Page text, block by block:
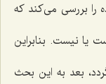
را بررسی می‌کند که
یا نیست. بنابراین
بعد به این بحث